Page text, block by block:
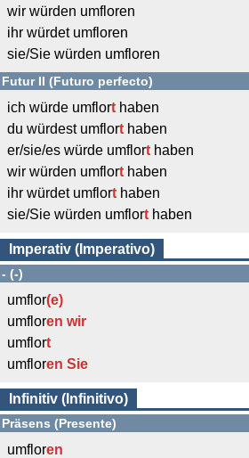
wir würden umfloren
ihr würdet umfloren
sie/Sie würden umfloren
Futur II (Futuro perfecto)
ich würde umflort haben
du würdest umflort haben
er/sie/es würde umflort haben
wir würden umflort haben
ihr würdet umflort haben
sie/Sie würden umflort haben
Imperativ (Imperativo)
- (-)
umflor(e)
umfloren wir
umflort
umfloren Sie
Infinitiv (Infinitivo)
Präsens (Presente)
umfloren